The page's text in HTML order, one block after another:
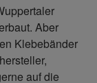
Aber
Klebebänder
auf die